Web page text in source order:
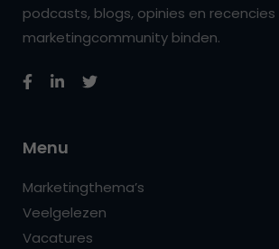
podcasts, blogs, opinies en recencies
marketingcommunity binden.
Menu
Marketingthema’s
Veelgelezen
Vacatures